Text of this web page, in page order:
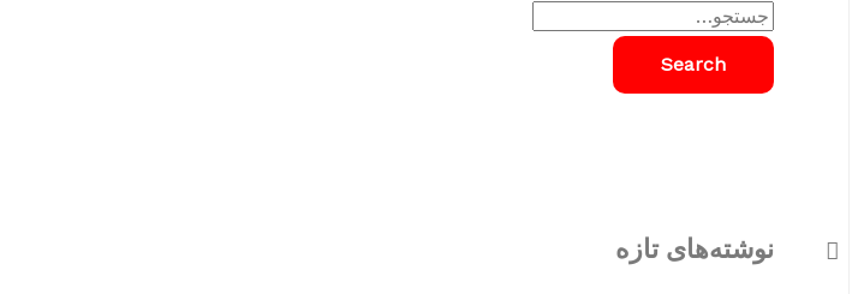
S
e
a
fنوشته‌های تازه